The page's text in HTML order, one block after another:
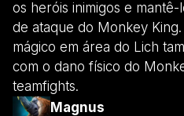
os heróis inimigos e
de ataque do Monkey
mágico em área do Lich
com o dano físico do
teamfights.
Magnus